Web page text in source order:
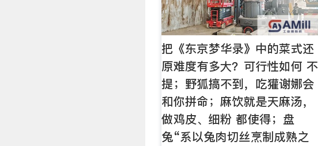
把《东京梦华录》中的菜式还
原难度有多大？可行性如何 不
提；野狐搞不到，吃獾谢娜会
和你拼命；麻饮就是天麻汤，
做鸡皮、细粉 都使得；盘
兔“系以兔肉切丝烹制成熟之